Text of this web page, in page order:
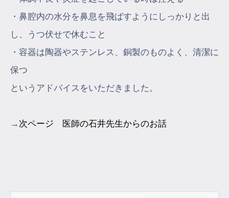
・鼻腔内の水分を鼻息を飛ばすようにしっかりと出
し、うつ伏せで休むこと
・容器は陶器やステンレス、銅製のものよく、清潔に
保つ
というアドバイスをいただきました。
→ 次ページ 医師の石井先生からのお話